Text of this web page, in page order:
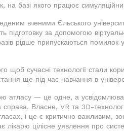
на базі якого працює
вченими Єльського
підготовку за допомогою
рідше припускаються помилок
щоб сучасні технології стали
ще під час навчання в
атласу — це одне, а
Власне, VR та 3D-
і це є критично важливим,
лікарю цілісне уявлення про